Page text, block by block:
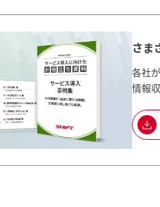
さま
各社
情報